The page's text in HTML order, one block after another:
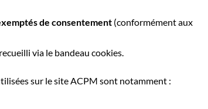
de consentement (conformément aux
via le bandeau cookies.
sur le site ACPM sont notamment :